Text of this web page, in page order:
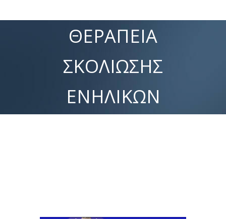
ΘΕΡΑΠΕΊΑ
ΣΚΟΛΊΩΣΗΣ
ΕΝΗΛΊΚΩΝ